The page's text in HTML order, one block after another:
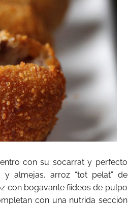
con su socarrat y perfecto
almejas, arroz “tot pelat” de
con bogavante fiideos de pulpo
con una nutrida sección